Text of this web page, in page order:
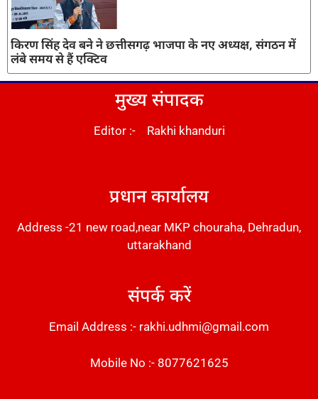
किरण सिंह देव बने ने छत्तीसगढ़ भाजपा के नए अध्यक्ष, संगठन में
लंबे समय से हैं एक्टिव
मुख्य संपादक
Editor :- Rakhi khanduri
प्रधान कार्यालय
Address -21 new road,near MKP chouraha, Dehradun,
uttarakhand
संपर्क करें
Email Address :- rakhi.udhmi@gmail.com
Mobile No :- 8077621625